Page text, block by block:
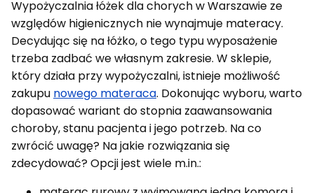
Wypożyczalnia łóżek dla chorych w Warszawie ze
względów higienicznych nie wynajmuje materacy.
Decydując się na łóżko, o tego typu wyposażenie
trzeba zadbać we własnym zakresie. W sklepie,
który działa przy wypożyczalni, istnieje możliwość
zakupu nowego materaca. Dokonując wyboru, warto
dopasować wariant do stopnia zaawansowania
choroby, stanu pacjenta i jego potrzeb. Na co
zwrócić uwagę? Na jakie rozwiązania się
zdecydować? Opcji jest wiele m.in.: